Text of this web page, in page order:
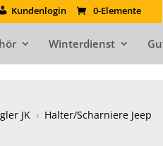
Kundenlogin 0-Elemente
Winterdienst
JK › Halter/Scharniere Jeep